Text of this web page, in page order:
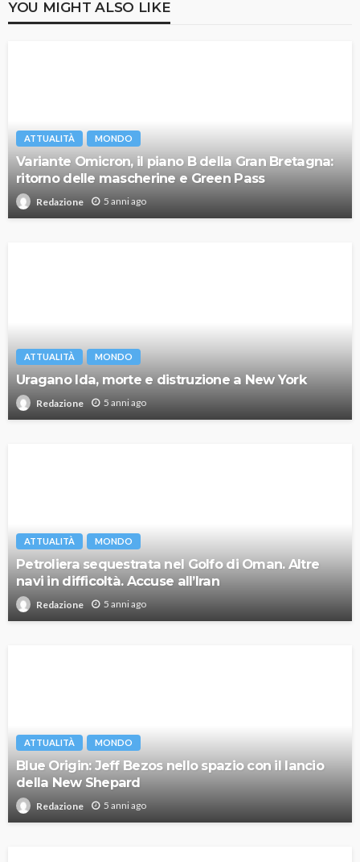
YOU MIGHT ALSO LIKE
ATTUALITÀ MONDO
Variante Omicron, il piano B della Gran Bretagna:
ritorno delle mascherine e Green Pass
Redazione 5 anni ago
ATTUALITÀ MONDO
Uragano Ida, morte e distruzione a New York
Redazione 5 anni ago
ATTUALITÀ MONDO
Petroliera sequestrata nel Golfo di Oman. Altre
navi in difficoltà. Accuse all’Iran
Redazione 5 anni ago
ATTUALITÀ MONDO
Blue Origin: Jeff Bezos nello spazio con il lancio
della New Shepard
Redazione 5 anni ago